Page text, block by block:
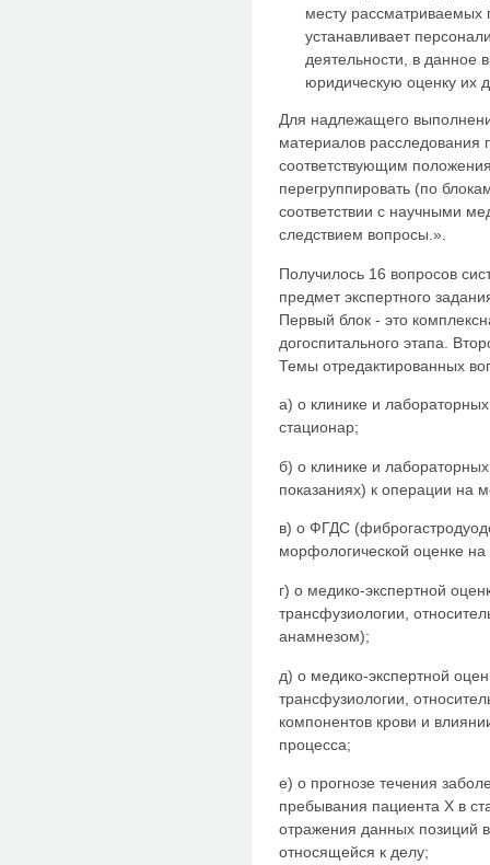
месту рассматриваемых
устанавливает
деятельности, в данное
юридическую оценку их
Для надлежащего
материалов расследования
соответствующим
перегруппировать (по
соответствии с научными
следствием вопросы.».
Получилось 16 вопросов
предмет экспертного
Первый блок - это
догоспитального этапа.
Темы отредактированных
а) о клинике и
стационар;
б) о клинике и
показаниях) к операции на
в) о ФГДС
морфологической оценке
г) о медико-экспертной
трансфузиологии,
анамнезом);
д) о медико-экспертной
трансфузиологии,
компонентов крови и
процесса;
е) о прогнозе течения
пребывания пациента X в
отражения данных позиций
относящейся к делу;